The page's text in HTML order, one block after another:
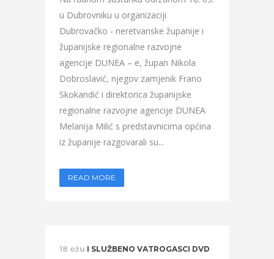
u Dubrovniku u organizaciji
Dubrovačko - neretvanske županije i
županijske regionalne razvojne
agencije DUNEA – e, župan Nikola
Dobroslavić, njegov zamjenik Frano
Skokandić i direktorica županijske
regionalne razvojne agencije DUNEA
Melanija Milić s predstavnicima općina
iz županije razgovarali su...
READ MORE
18 ožu I SLUŽBENO VATROGASCI DVD